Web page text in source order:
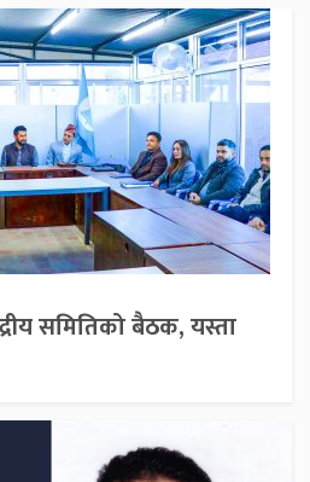
समितिको बैठक, यस्ता